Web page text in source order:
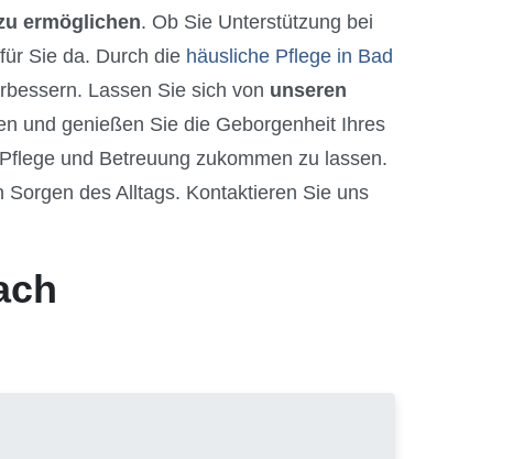
ermöglichen. Ob Sie Unterstützung bei
Sie da. Durch die häusliche Pflege in Bad
Lassen Sie sich von unseren
und genießen Sie die Geborgenheit Ihres
und Betreuung zukommen zu lassen.
des Alltags. Kontaktieren Sie uns